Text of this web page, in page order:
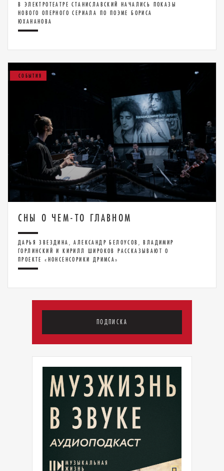
В ЭЛЕКТРОТЕАТРЕ СТАНИСЛАВСКИЙ НАЧАЛИСЬ ПОКАЗЫ
НОВОГО ОПЕРНОГО СЕРИАЛА ПО ПОЭМЕ БОРИСА
ЮХАНАНОВА
СОБЫТИЯ
СНЫ О ЧЕМ-ТО ГЛАВНОМ
ДАРЬЯ ЗВЕЗДИНА, АЛЕКСАНДР БЕЛОУСОВ, ВЛАДИМИР
ГОРЛИНСКИЙ И КИРИЛЛ ШИРОКОВ РАССКАЗЫВАЮТ О
ПРОЕКТЕ «НОНСЕНСОРИКИ ДРИМСА»
ПОДПИСКА